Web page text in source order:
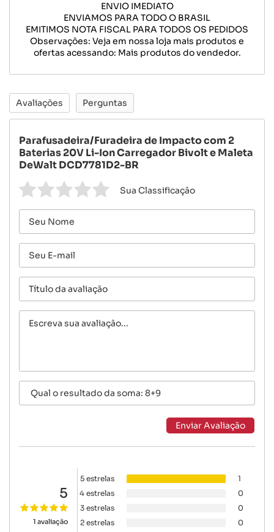
ENVIO IMEDIATO
ENVIAMOS PARA TODO O BRASIL
EMITIMOS NOTA FISCAL PARA TODOS OS PEDIDOS
Observações: Veja em nossa loja mais produtos e
ofertas acessando: Mais produtos do vendedor.
Avaliações Perguntas
Parafusadeira/Furadeira de Impacto com 2
Baterias 20V Li-Ion Carregador Bivolt e Maleta
DeWalt DCD7781D2-BR
Sua Classificação
5
1 avaliação
5 estrelas
1
4 estrelas
0
3 estrelas
0
2 estrelas
0